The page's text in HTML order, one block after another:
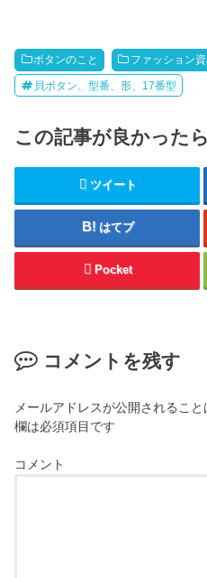
ボタンのこと ファッション
貝ボタン、型番、形、17番型
この記事が良かった
ツイート
はてブ
Pocket
コメントを残す
メールアドレスが公開されること
欄は必須項目です
コメント